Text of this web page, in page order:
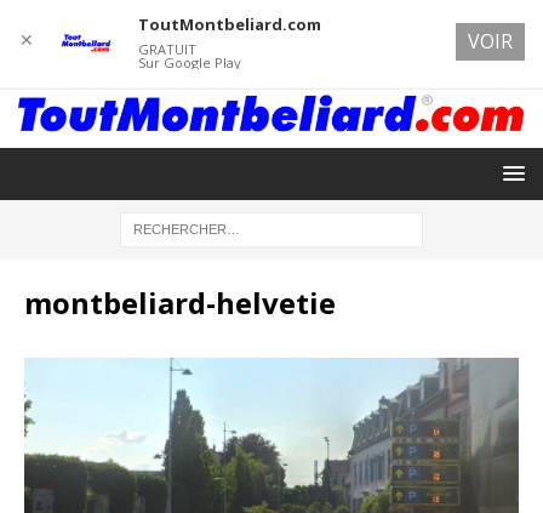
montbeliard-helvetie
✕
ToutMontbeliard.com
GRATUIT
Sur Google Play
VOIR